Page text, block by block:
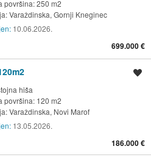
površina: 250 m2
Varaždinska, Gornji Kneginec
10.06.2026.
699.000 €
hiša
površina: 120 m2
Varaždinska, Novi Marof
13.05.2026.
186.000 €